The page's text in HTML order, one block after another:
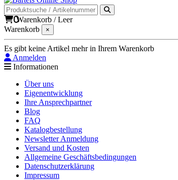
0Warenkorb /Leer
Warenkorb
×
Es gibt keine Artikel mehr in Ihrem Warenkorb
Anmelden
Informationen
Über uns
Eigenentwicklung
Ihre Ansprechpartner
Blog
FAQ
Katalogbestellung
Newsletter Anmeldung
Versand und Kosten
Allgemeine Geschäftsbedingungen
Datenschutzerklärung
Impressum